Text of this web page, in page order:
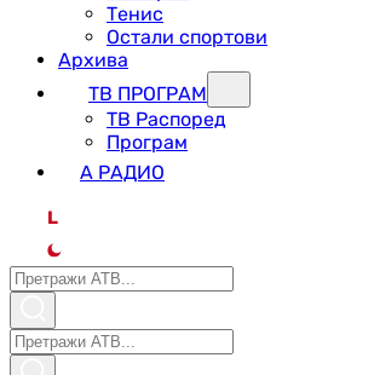
Тенис
Остали спортови
Архива
ТВ ПРОГРАМ
ТВ Распоред
Програм
А РАДИО
L